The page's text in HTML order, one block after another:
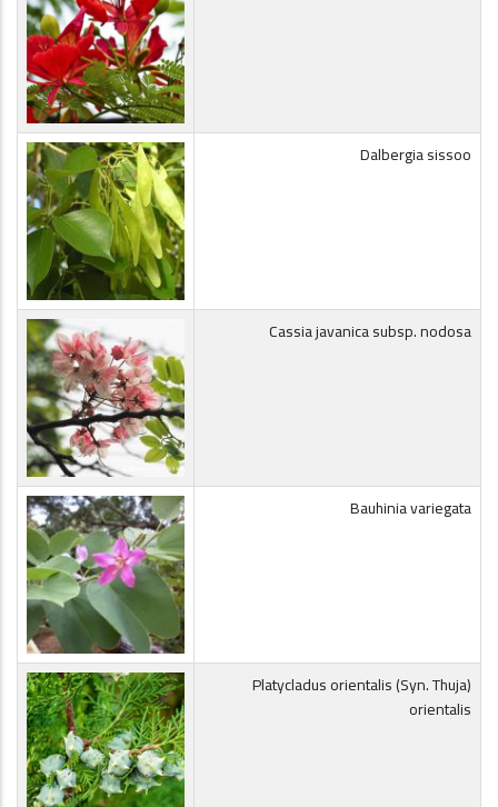
Dalbergia sissoo
Cassia javanica subsp. nodosa
Bauhinia variegata
(Platycladus orientalis (Syn. Thuja
orientalis